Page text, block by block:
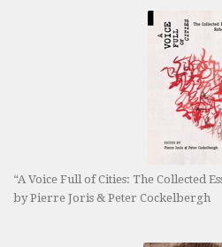
“A Voice Full of Cities: The Collected
by Pierre Joris & Peter Cockelbergh